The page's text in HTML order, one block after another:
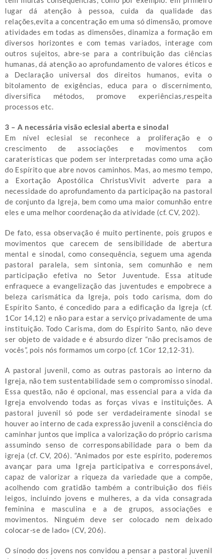
lugar dá atenção à pessoa, cuida da qualidade das
relações,evita a concentração em uma só dimensão, promove
atividades em todas as dimensões, dinamiza a formação em
diversos horizontes e com temas variados, interage com
outros sujeitos, abre-se para a contribuição das ciências
humanas, dá atenção ao aprofundamento de valores éticos e
a Declaração universal dos direitos humanos, evita o
bitolamento de exigências, educa para o discernimento,
diversifica métodos, promove experiências,respeita
processos etc.
3 – A necessária visão eclesial aberta e sinodal
Em nível eclesial se reconhece a proliferação e o
crescimento de associações e movimentos com
caraterísticas que podem ser interpretadas como uma ação
do Espírito que abre novos caminhos. Mas, ao mesmo tempo,
a Exortação Apostólica ChristusVivit adverte para a
necessidade do aprofundamento da participação na pastoral
de conjunto da Igreja, bem como uma maior comunhão entre
eles e uma melhor coordenação da atividade (cf. CV, 202).
De fato, essa observação é muito pertinente, pois grupos e
movimentos que carecem de sensibilidade de abertura
mental e sinodal, como consequência, seguem uma agenda
pastoral paralela, sem sintonia, sem comunhão e nem
participação efetiva no Setor Juventude. Essa atitude
enfraquece a evangelização das juventudes e empobrece a
beleza carismática da Igreja, pois todo carisma, dom do
Espírito Santo, é concedido para a edificação da Igreja (cf.
1Cor 14,12) e não para estar a serviço privadamente de uma
instituição. Todo Carisma, dom do Espírito Santo, não deve
ser objeto de vaidade e é absurdo dizer “não precisamos de
vocês”, pois nós formamos um corpo (cf. 1Cor 12,12-31).
A pastoral juvenil, como as outras pastorais ao interno da
Igreja, não tem sustentabilidade sem o compromisso sinodal.
Essa questão, não é opcional, mas essencial para a vida da
Igreja envolvendo todas as forças vivas e instituições. A
pastoral juvenil só pode ser verdadeiramente sinodal se
houver ao interno de cada expressão juvenil a consciência do
caminhar juntos que implica a valorização do próprio carisma
assumindo senso de corresponsabilidade para o bem da
igreja (cf. CV, 206). “Animados por este espírito, poderemos
avançar para uma Igreja participativa e corresponsável,
capaz de valorizar a riqueza da variedade que a compõe,
acolhendo com gratidão também a contribuição dos fiéis
leigos, incluindo jovens e mulheres, a da vida consagrada
feminina e masculina e a de grupos, associações e
movimentos. Ninguém deve ser colocado nem deixado
colocar-se de lado» (CV, 206).
O sínodo dos jovens nos convidou a pensar a pastoral juvenil